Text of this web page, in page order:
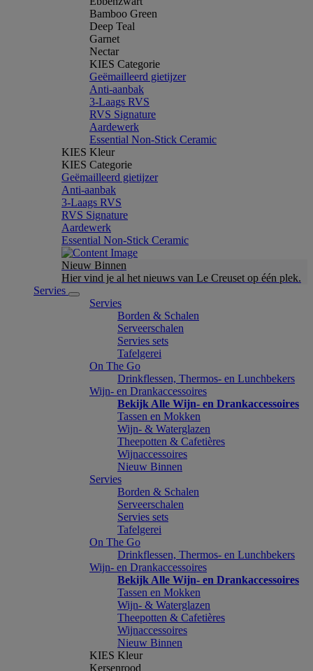
Bamboo Green
Deep Teal
Garnet
Nectar
KIES Categorie
Geëmailleerd gietijzer
Anti-aanbak
3-Laags RVS
RVS Signature
Aardewerk
Essential Non-Stick Ceramic
KIES Kleur
KIES Categorie
Geëmailleerd gietijzer
Anti-aanbak
3-Laags RVS
RVS Signature
Aardewerk
Essential Non-Stick Ceramic
Nieuw Binnen
Hier vind je al het nieuws van Le Creuset op één plek.
Servies
Servies
Borden & Schalen
Serveerschalen
Servies sets
Tafelgerei
On The Go
Drinkflessen, Thermos- en Lunchbekers
Wijn- en Drankaccessoires
Bekijk Alle Wijn- en Drankaccessoires
Tassen en Mokken
Wijn- & Waterglazen
Theepotten & Cafetières
Wijnaccessoires
Nieuw Binnen
Servies
Borden & Schalen
Serveerschalen
Servies sets
Tafelgerei
On The Go
Drinkflessen, Thermos- en Lunchbekers
Wijn- en Drankaccessoires
Bekijk Alle Wijn- en Drankaccessoires
Tassen en Mokken
Wijn- & Waterglazen
Theepotten & Cafetières
Wijnaccessoires
Nieuw Binnen
KIES Kleur
Kersenrood